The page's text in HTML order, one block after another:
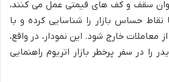
سقف و کف های قیمتی عمل می کنند،
حساس بازار را شناسایی کرده و با
معاملات خارج شود. این نمودار، در واقع،
را در سفر پرخطر بازار اتریوم راهنمایی